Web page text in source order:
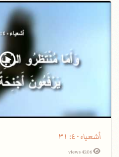
أشعياء٤٠: ٣١
4206 views